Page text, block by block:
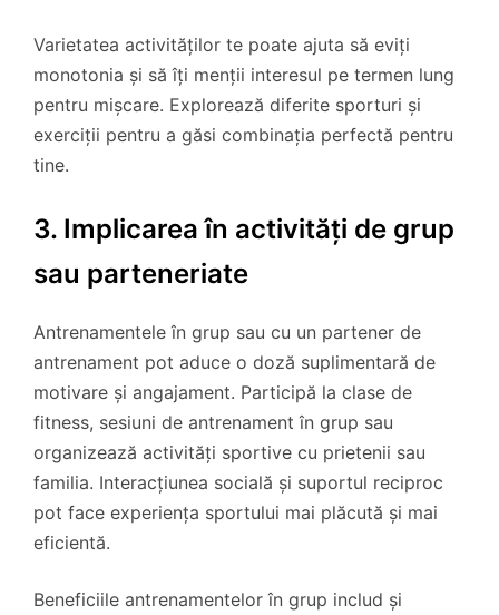
Varietatea activităților te poate ajuta să eviți
monotonia și să îți menții interesul pe termen lung
pentru mișcare. Explorează diferite sporturi și
exerciții pentru a găsi combinația perfectă pentru
tine.
3. Implicarea în activități de grup
sau parteneriate
Antrenamentele în grup sau cu un partener de
antrenament pot aduce o doză suplimentară de
motivare și angajament. Participă la clase de
fitness, sesiuni de antrenament în grup sau
organizează activități sportive cu prietenii sau
familia. Interacțiunea socială și suportul reciproc
pot face experiența sportului mai plăcută și mai
eficientă.
Beneficiile antrenamentelor în grup includ și